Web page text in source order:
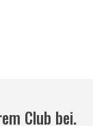
Club bei.